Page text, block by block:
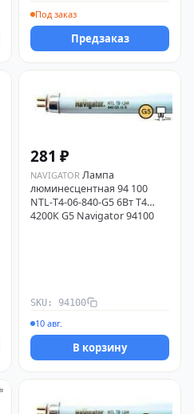
Под заказ
Предзаказ
281 ₽
NAVIGATOR Лампа
люминесцентная 94 100
NTL-T4-06-840-G5 6Вт T4
4200К G5 Navigator 94100
SKU: 94100
10 авг.
В корзину